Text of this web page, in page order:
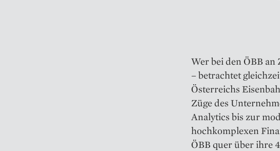
Wer bei den ÖBB
– betrachtet
Österreichs
Züge des
Analytics bis zur
hochkomplexen
ÖBB quer über ihre